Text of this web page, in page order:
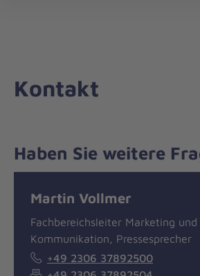
zum
Kontakt
Haben Sie weitere
Martin Vollmer
Fachbereichsleiter Marketing und
Kommunikation, Pressesprecher
+49 2306 37892500